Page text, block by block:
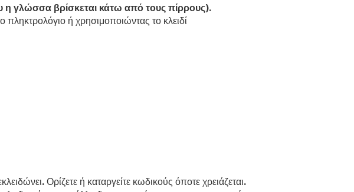
η γλώσσα βρίσκεται κάτω από τους πίρρους).
ή χρησιμοποιώντας το κλειδί
Ορίζετε ή καταργείτε κωδικούς όποτε χρειάζεται.